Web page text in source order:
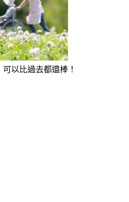
以比過去都還棒！